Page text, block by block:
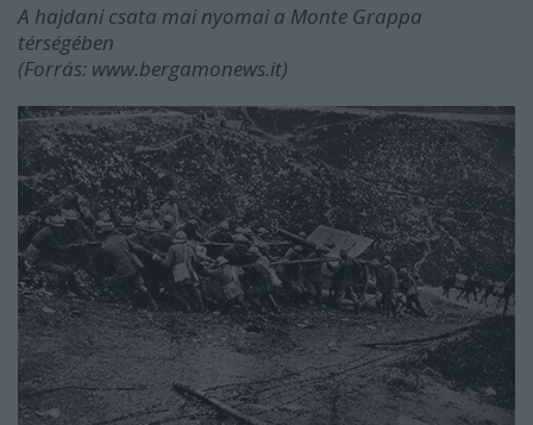
A hajdani csata mai nyomai a Monte Grappa
térségében
(Forrás: www.bergamonews.it)